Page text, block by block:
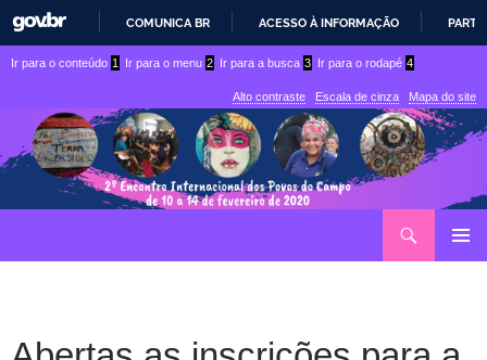
PARA
CONTEÚDO
COMUNICA BR ACESSO À INFORMAÇÃO
conteúdo
superior
Ir para o conteúdo 1 Ir para o menu 2 Ir para a busca 3 Ir para o rodapé 4
Alto contraste Escala de cinza Mapa do site